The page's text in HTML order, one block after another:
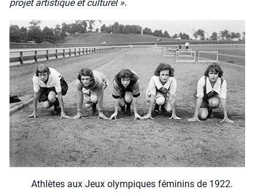
pro­jet artis­tique et cultu­rel ».
Ath­lètes aux Jeux olym­piques fémi­nins de 1922.